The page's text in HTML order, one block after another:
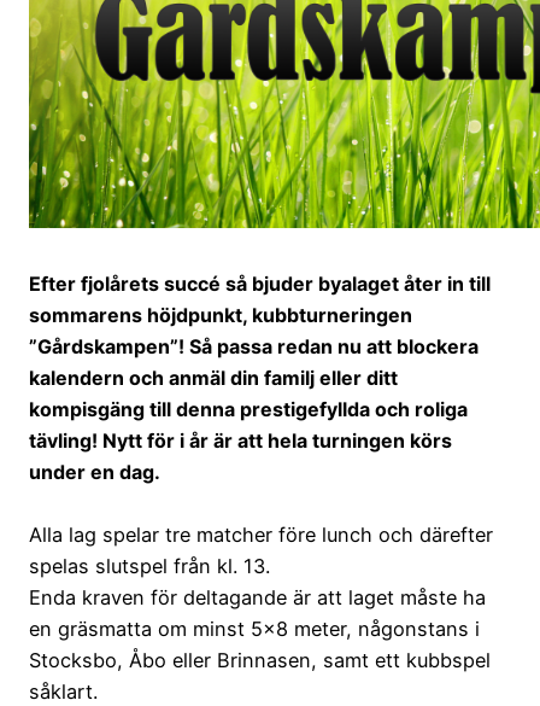
Efter fjolårets succé så bjuder byalaget åter in till
sommarens höjdpunkt, kubbturneringen
”Gårdskampen”! Så passa redan nu att blockera
kalendern och anmäl din familj eller ditt
kompisgäng till denna prestigefyllda och roliga
tävling! Nytt för i år är att hela turningen körs
under en dag.
Alla lag spelar tre matcher före lunch och därefter
spelas slutspel från kl. 13.
Enda kraven för deltagande är att laget måste ha
en gräsmatta om minst 5×8 meter, någonstans i
Stocksbo, Åbo eller Brinnasen, samt ett kubbspel
såklart.